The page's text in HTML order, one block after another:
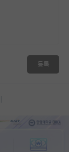
등록